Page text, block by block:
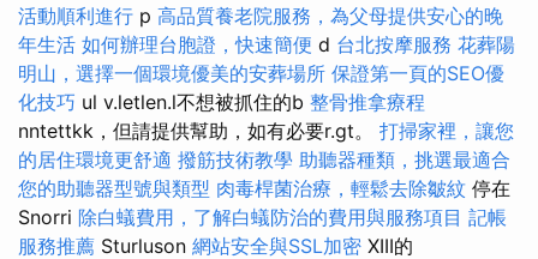
活動順利進行 p 高品質養老院服務，為父母提供安心的晚
年生活 如何辦理台胞證，快速簡便 d 台北按摩服務 花葬陽
明山，選擇一個環境優美的安葬場所 保證第一頁的SEO優
化技巧 ul v.letlen.l不想被抓住的b 整骨推拿療程
nntettkk，但請提供幫助，如有必要r.gt。 打掃家裡，讓您
的居住環境更舒適 撥筋技術教學 助聽器種類，挑選最適合
您的助聽器型號與類型 肉毒桿菌治療，輕鬆去除皺紋 停在
Snorri 除白蟻費用，了解白蟻防治的費用與服務項目 記帳
服務推薦 Sturluson 網站安全與SSL加密 XIII的